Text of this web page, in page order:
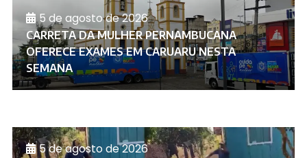
5 de agosto de 2026
CARRETA DA MULHER PERNAMBUCANA
OFERECE EXAMES EM CARUARU NESTA
SEMANA
5 de agosto de 2026